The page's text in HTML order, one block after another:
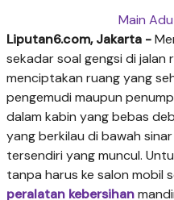
Main
Liputan6.com, Jakarta -
sekadar soal gengsi di jalan
menciptakan ruang yang
pengemudi maupun
dalam kabin yang bebas
yang berkilau di bawah
tersendiri yang muncul.
tanpa harus ke salon mobil
peralatan kebersihan